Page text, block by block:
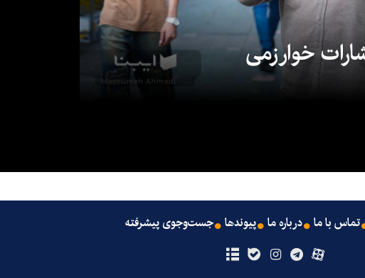
خوارزمی
تماس با ما درباره ما پیوندها جست‌وجوی پیشرفته